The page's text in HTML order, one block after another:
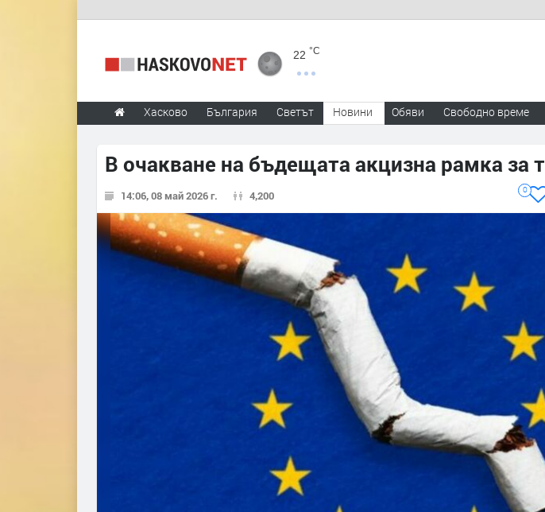
22 °C
Хасково България Светът Новини Обяви Свободно време
В очакване на бъдещата акцизна рамка за
14:06, 08 май 2026 г. 4,200 0